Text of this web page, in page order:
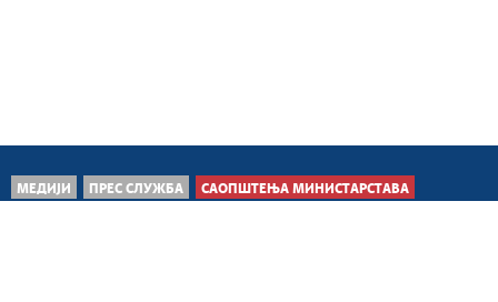
МЕДИЈИ ПРЕС СЛУЖБА САОПШТЕЊА МИНИСТАРСТАВА